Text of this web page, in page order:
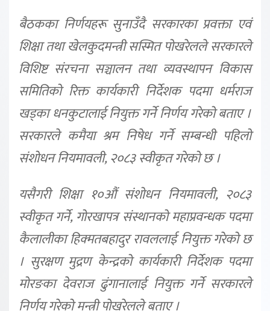
बैठकका निर्णयहरू सुनाउँदै सरकारका प्रवक्ता एवं
शिक्षा तथा खेलकुदमन्त्री सस्मित पोखरेलले सरकारले
विशिष्ट संरचना सञ्चालन तथा व्यवस्थापन विकास
समितिको रिक्त कार्यकारी निर्देशक पदमा धर्मराज
खड्का धनकुटालाई नियुक्त गर्ने निर्णय गरेको बताए ।
सरकारले कमैया श्रम निषेध गर्ने सम्बन्धी पहिलो
संशोधन नियमावली, २०८३ स्वीकृत गरेको छ ।
यसैगरी शिक्षा १०औं संशोधन नियमावली, २०८३
स्वीकृत गर्ने, गोरखापत्र संस्थानको महाप्रवन्धक पदमा
कैलालीका हिक्मतबहादुर रावललाई नियुक्त गरेको छ
। सुरक्षण मुद्रण केन्द्रको कार्यकारी निर्देशक पदमा
मोरङका देवराज ढुंगानालाई नियुक्त गर्ने सरकारले
निर्णय गरेको मन्त्री पोखरेलले बताए ।